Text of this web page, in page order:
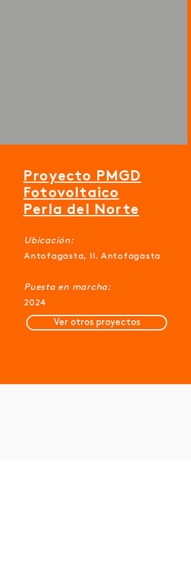
Proyecto PMGD
Fotovoltaico
Perla del Norte
Ubicación:
Antofagasta, II. Antofagasta
Puesta en marcha:
2024
Ver otros proyectos